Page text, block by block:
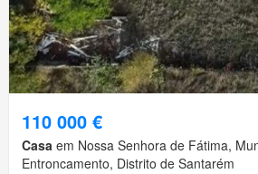
110 000 €
Casa em Nossa Senhora de Fátima,
Entroncamento, Distrito de Santarém